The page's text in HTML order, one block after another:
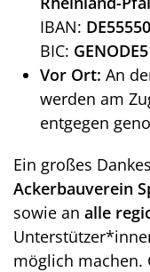
IBAN:
BIC:
Vor Ort: An
werden am
entgegen
Ein großes
Ackerbauverein
sowie an alle
möglich machen.